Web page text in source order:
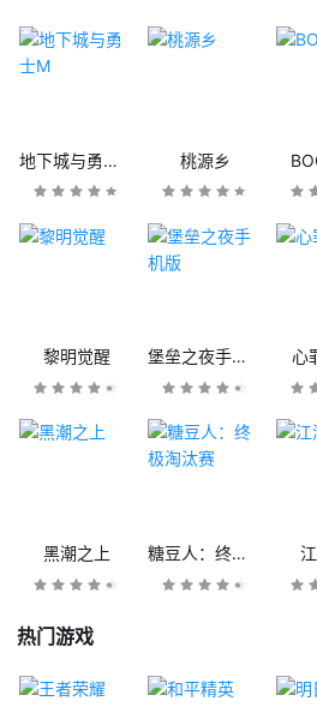
地下城与勇士M 桃源乡
黎明觉醒 堡垒之夜手机版 心
黑潮之上 糖豆人：终极淘汰赛
热门游戏